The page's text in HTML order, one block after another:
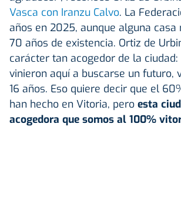
Vasca con Iranzu Calvo. La
años en 2025, aunque alguna casa
70 años de existencia. Ortiz de
carácter tan acogedor de la ciudad:
vinieron aquí a buscarse un futuro,
16 años. Eso quiere decir que el
han hecho en Vitoria, pero esta
acogedora que somos al 100%